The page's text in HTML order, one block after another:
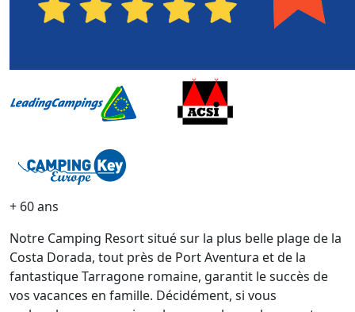
+ 60 ans
Notre Camping Resort situé sur la plus belle plage de la
Costa Dorada, tout près de Port Aventura et de la
fantastique Tarragone romaine, garantit le succès de
vos vacances en famille. Décidément, si vous